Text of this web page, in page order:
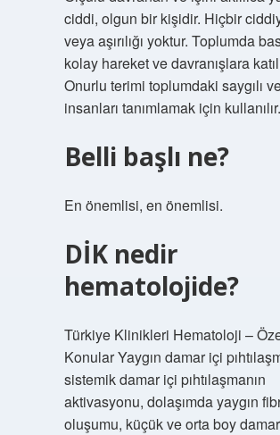
ciddi, olgun bir kişidir. Hiçbir
veya aşırılığı yoktur. Toplumda
kolay hareket ve davranışlara
Onurlu terimi toplumdaki saygılı
insanları tanımlamak için kullanılır.
Belli başlı ne?
En önemlisi, en önemlisi.
DİK nedir
hematolojide?
Türkiye Klinikleri Hematoloji –
Konular Yaygın damar içi
sistemik damar içi pıhtılaşmanın
aktivasyonu, dolaşımda yaygın
oluşumu, küçük ve orta boy